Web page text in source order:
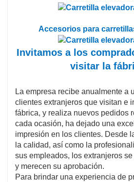
Accesorios para
Invitamos a los
visitar la
La empresa recibe anualmente a
clientes extranjeros que visitan e
fábrica, y realiza nuevos pedidos
cada ocasión, ha dejado una
impresión en los clientes. Desde
la calidad, así como la
sus empleados, los extranjeros
y merecen su aprobación.
Para brindar una experiencia de